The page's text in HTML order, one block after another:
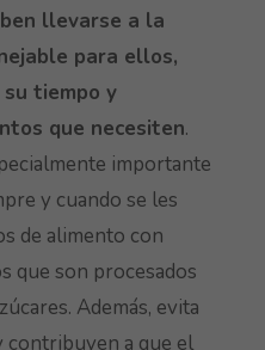
llevarse a la
para ellos,
tiempo y
que necesiten.
importante
y cuando se les
de alimento con
que son procesados
Además, evita
contribuyen a que el